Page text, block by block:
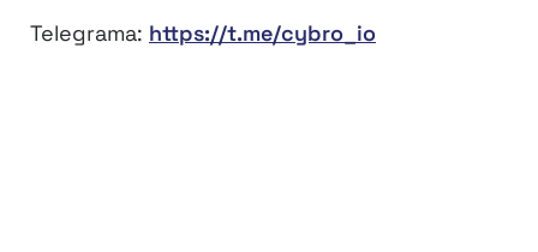
Telegrama: https://t.me/cybro_io